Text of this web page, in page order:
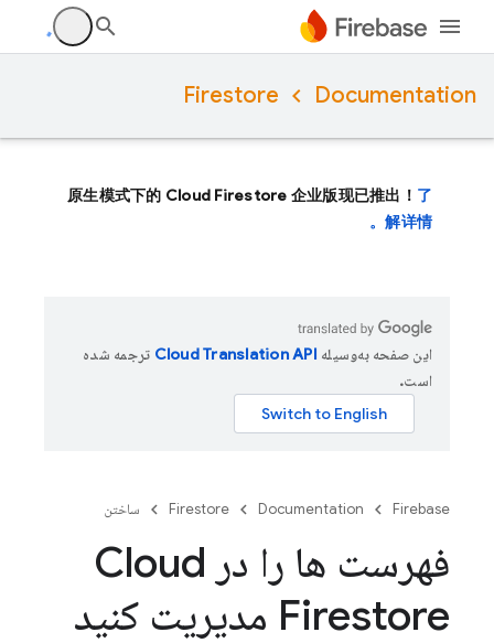
Documentation
Firestore
原生模式下的 Cloud Firestore 企业版现已推出！ 了
解详情。
این صفحه به‌وسیله
ترجمه شده
است.
Firebase
Documentation
Firestore ساختن
فهرست ها را در Cloud
Firestore مدیریت کنید